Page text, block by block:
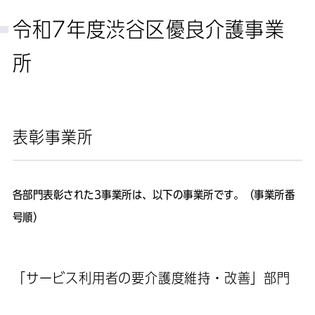
令和7年度渋谷区優良介護事業
所
表彰事業所
各部門表彰された3事業所は、以下の事業所です。（事業所番
号順）
「サービス利用者の要介護度維持・改善」部門